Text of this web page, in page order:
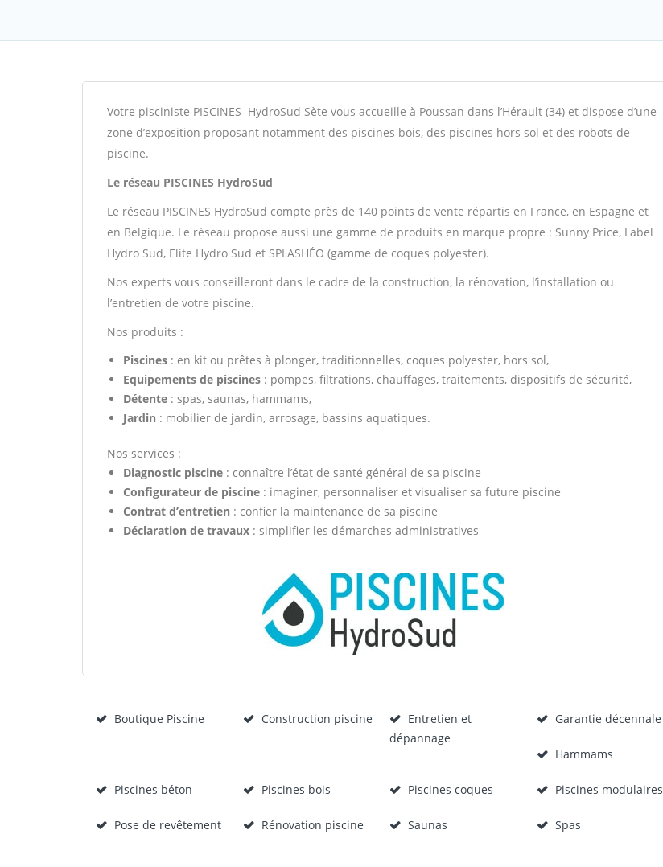
Votre pisciniste PISCINES HydroSud Sète vous accueille à Poussan dans l’Hérault (34) et dispose d’une
zone d’exposition proposant notamment des piscines bois, des piscines hors sol et des robots de
piscine.
Le réseau PISCINES HydroSud
Le réseau PISCINES HydroSud compte près de 140 points de vente répartis en France, en Espagne et
en Belgique. Le réseau propose aussi une gamme de produits en marque propre : Sunny Price, Label
Hydro Sud, Elite Hydro Sud et SPLASHÉO (gamme de coques polyester).
Nos experts vous conseilleront dans le cadre de la construction, la rénovation, l’installation ou
l’entretien de votre piscine.
Nos produits :
Piscines : en kit ou prêtes à plonger, traditionnelles, coques polyester, hors sol,
Equipements de piscines : pompes, filtrations, chauffages, traitements, dispositifs de sécurité,
Détente : spas, saunas, hammams,
Jardin : mobilier de jardin, arrosage, bassins aquatiques.
Nos services :
Diagnostic piscine : connaître l’état de santé général de sa piscine
Configurateur de piscine : imaginer, personnaliser et visualiser sa future piscine
Contrat d’entretien : confier la maintenance de sa piscine
Déclaration de travaux : simplifier les démarches administratives
Boutique Piscine Construction piscine
Entretien et
dépannage
Garantie décennale
Hammams
Piscines béton Piscines bois Piscines coques Piscines modulaires
Pose de revêtement Rénovation piscine Saunas Spas